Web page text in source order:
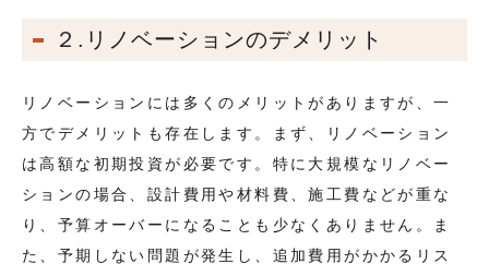
２.リノベーションのデメリット
リノベーションには多くのメリットがありますが、一
方でデメリットも存在します。まず、リノベーション
は高額な初期投資が必要です。特に大規模なリノベー
ションの場合、設計費用や材料費、施工費などが重な
り、予算オーバーになることも少なくありません。ま
た、予期しない問題が発生し、追加費用がかかるリス